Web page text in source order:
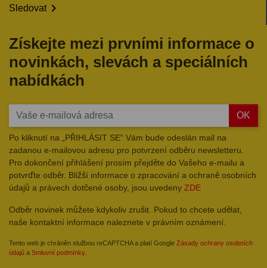
Sledovat
Získejte mezi prvními informace o
novinkách, slevách a speciálních
nabídkách
OK
Po kliknutí na „PŘIHLÁSIT SE“ Vám bude odeslán mail na
zadanou e-mailovou adresu pro potvrzení odběru newsletteru.
Pro dokončení přihlášení prosím přejděte do Vašeho e-mailu a
potvrďte odběr. Bližší informace o zpracování a ochraně osobních
údajů a právech dotčené osoby, jsou uvedeny ZDE
Odběr novinek můžete kdykoliv zrušit. Pokud to chcete udělat,
naše kontaktní informace naleznete v právním oznámení.
Tento web je chráněn službou reCAPTCHA a platí Google Zásady ochrany osobních
údajů a Smluvní podmínky.